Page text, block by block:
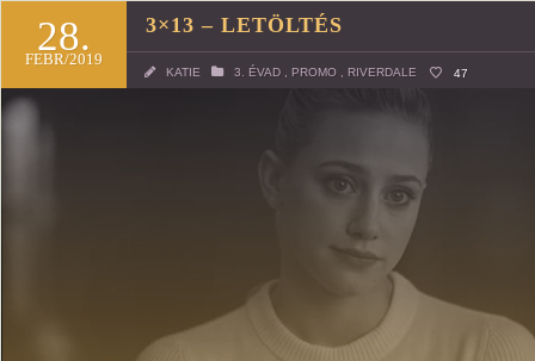
28.
FEBR/2019
3×13 – LETÖLTÉS
KATIE 3. ÉVAD PROMO RIVERDALE 47